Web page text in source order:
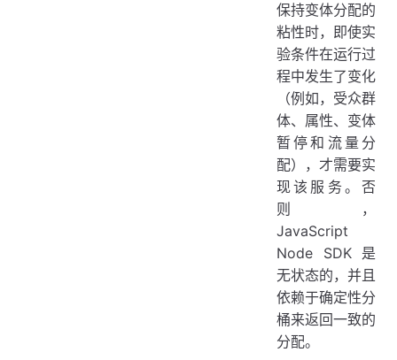
保持变体分配的
粘性时，即使实
验条件在运行过
程中发生了变化
（例如，受众群
体、属性、变体
暂停和流量分
配），才需要实
现该服务。否
则，
JavaScript
Node SDK 是
无状态的，并且
依赖于确定性分
桶来返回一致的
分配。